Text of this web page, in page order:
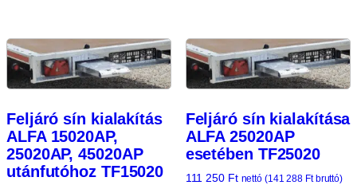
Feljáró sín kialakítás
ALFA 15020AP,
25020AP, 45020AP
utánfutóhoz TF15020
Feljáró sín kialakítása
ALFA 25020AP
esetében TF25020
111 250 Ft nettó (141 288 Ftbruttó)